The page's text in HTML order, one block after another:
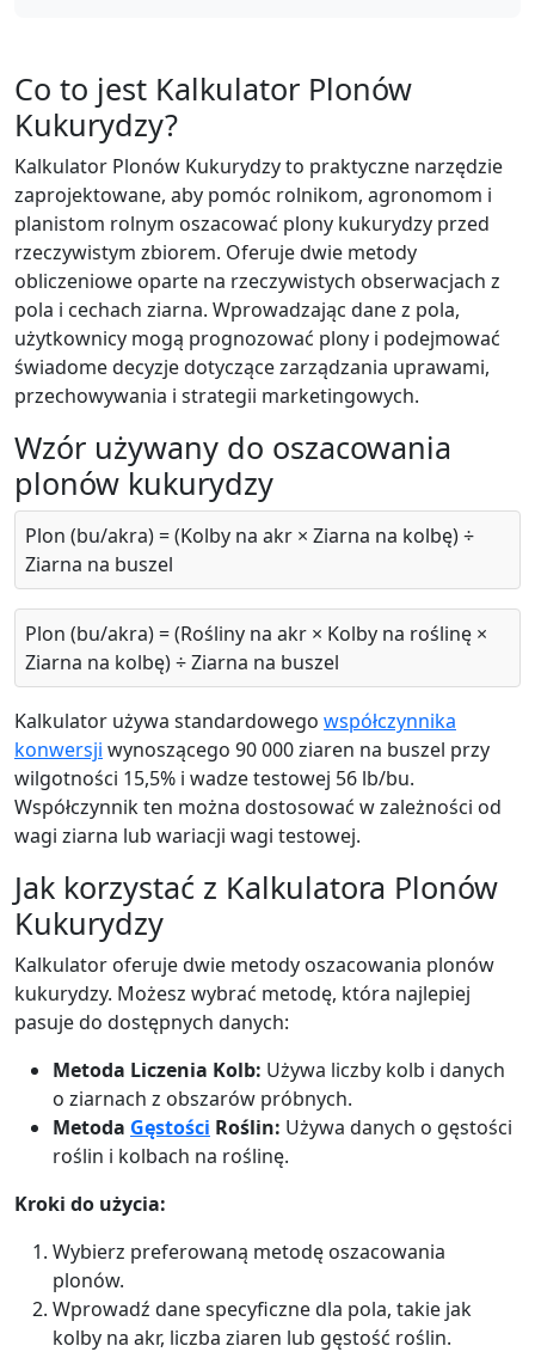
Co to jest Kalkulator Plonów
Kukurydzy?
Kalkulator Plonów Kukurydzy to praktyczne narzędzie
zaprojektowane, aby pomóc rolnikom, agronomom i
planistom rolnym oszacować plony kukurydzy przed
rzeczywistym zbiorem. Oferuje dwie metody
obliczeniowe oparte na rzeczywistych obserwacjach z
pola i cechach ziarna. Wprowadzając dane z pola,
użytkownicy mogą prognozować plony i podejmować
świadome decyzje dotyczące zarządzania uprawami,
przechowywania i strategii marketingowych.
Wzór używany do oszacowania
plonów kukurydzy
Plon (bu/akra) = (Kolby na akr × Ziarna na kolbę) ÷
Ziarna na buszel
Plon (bu/akra) = (Rośliny na akr × Kolby na roślinę ×
Ziarna na kolbę) ÷ Ziarna na buszel
Kalkulator używa standardowego współczynnika
konwersji wynoszącego 90 000 ziaren na buszel przy
wilgotności 15,5% i wadze testowej 56 lb/bu.
Współczynnik ten można dostosować w zależności od
wagi ziarna lub wariacji wagi testowej.
Jak korzystać z Kalkulatora Plonów
Kukurydzy
Kalkulator oferuje dwie metody oszacowania plonów
kukurydzy. Możesz wybrać metodę, która najlepiej
pasuje do dostępnych danych:
Metoda Liczenia Kolb: Używa liczby kolb i danych
o ziarnach z obszarów próbnych.
Metoda Gęstości Roślin: Używa danych o gęstości
roślin i kolbach na roślinę.
Kroki do użycia:
Wybierz preferowaną metodę oszacowania
plonów.
Wprowadź dane specyficzne dla pola, takie jak
kolby na akr, liczba ziaren lub gęstość roślin.